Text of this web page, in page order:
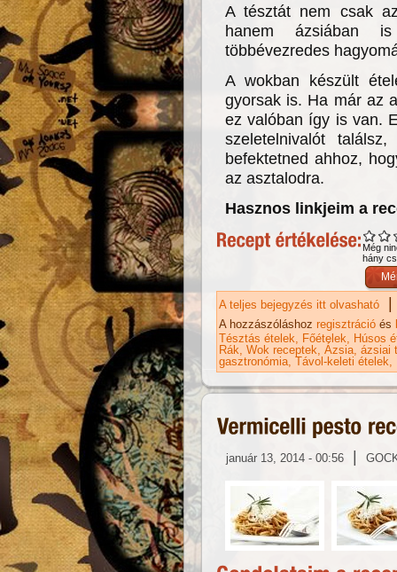
A tésztát nem csak
hanem ázsiában
többévezredes
A wokban készült
gyorsak is. Ha már az
ez valóban így is van.
szeletelnivalót
befektetned ahhoz,
az asztalodra.
Hasznos linkjeim a
Még
hány
A teljes bejegyzés itt olvasható |
A hozzászóláshoz regisztráció és
Tésztás ételek
Főételek
Húsos
Rák Wok receptek Ázsia ázsiai
gasztronómia Távol-keleti ételek
január 13, 2014 - 00:56 |